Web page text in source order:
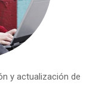
y actualización de